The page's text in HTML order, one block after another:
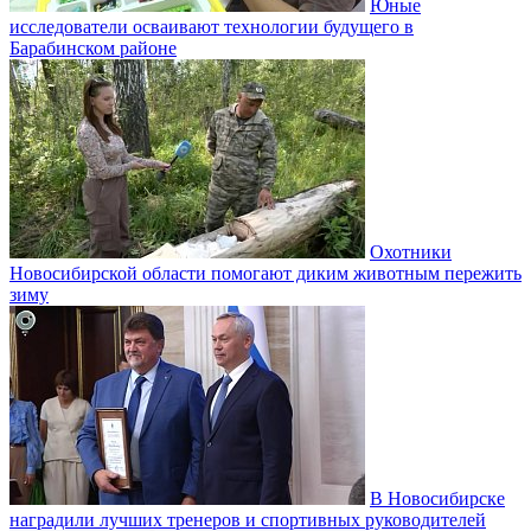
Юные
исследователи осваивают технологии будущего в
Барабинском районе
Охотники
Новосибирской области помогают диким животным пережить
зиму
В Новосибирске
наградили лучших тренеров и спортивных руководителей